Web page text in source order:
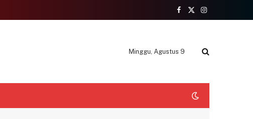
Facebook
X
Instagram
Minggu, Agustus 9